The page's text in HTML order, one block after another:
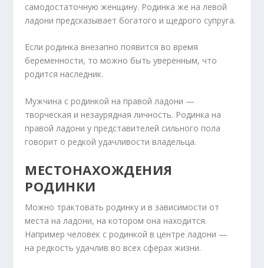
самодостаточную женщину. Родинка же на левой
ладони предсказывает богатого и щедрого супруга.
Если родинка внезапно появится во время
беременности, то можно быть уверенным, что
родится наследник.
Мужчина с родинкой на правой ладони —
творческая и незаурядная личность. Родинка на
правой ладони у представителей сильного пола
говорит о редкой удачливости владельца.
МЕСТОНАХОЖДЕНИЯ
РОДИНКИ
Можно трактовать родинку и в зависимости от
места на ладони, на котором она находится.
Например человек с родинкой в центре ладони —
на редкость удачлив во всех сферах жизни.